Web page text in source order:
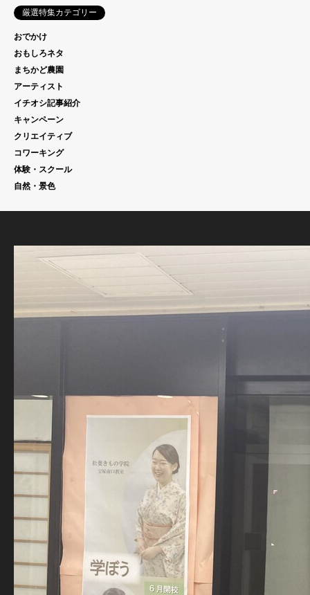
厳選特集カテゴリー
おでかけ
おもしろネタ
まちかど農園
アーティスト
イチオシ記事紹介
キャンペーン
クリエイティブ
コワーキング
体験・スクール
自然・景色